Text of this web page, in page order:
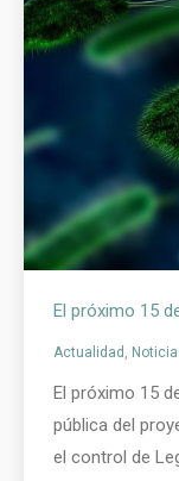
Actualidad ,
El próximo 15
pública del
el control de